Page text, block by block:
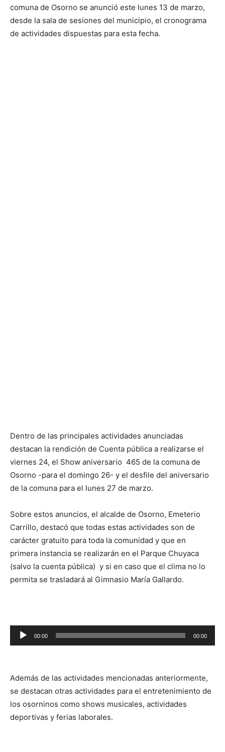
comuna de Osorno se anunció este lunes 13 de marzo,
desde la sala de sesiones del municipio, el cronograma
de actividades dispuestas para esta fecha.
Dentro de las principales actividades anunciadas
destacan la rendición de Cuenta pública a realizarse el
viernes 24, el Show aniversario 465 de la comuna de
Osorno -para el domingo 26- y el desfile del aniversario
de la comuna para el lunes 27 de marzo.
Sobre estos anuncios, el alcalde de Osorno, Emeterio
Carrillo, destacó que todas estas actividades son de
carácter gratuito para toda la comunidad y que en
primera instancia se realizarán en el Parque Chuyaca
(salvo la cuenta pública) y si en caso que el clima no lo
permita se trasladará al Gimnasio María Gallardo.
Reproductor
de
00:00 00:00
Además de las actividades mencionadas anteriormente,
se destacan otras actividades para el entretenimiento de
los osorninos como shows musicales, actividades
deportivas y ferias laborales.